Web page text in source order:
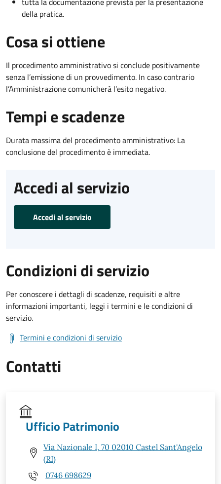
della pratica.
Cosa si ottiene
Il procedimento amministrativo si conclude positivamente
senza l’emissione di un provvedimento. In caso contrario
l’Amministrazione comunicherà l’esito negativo.
Tempi e scadenze
Durata massima del procedimento amministrativo: La
conclusione del procedimento è immediata.
Accedi al servizio
Accedi al servizio
Condizioni di servizio
Per conoscere i dettagli di scadenze, requisiti e altre
informazioni importanti, leggi i termini e le condizioni di
servizio.
Termini e condizioni di servizio
Contatti
Ufficio Patrimonio
Via Nazionale I, 70 02010 Castel Sant'Angelo
(RI)
0746 698629